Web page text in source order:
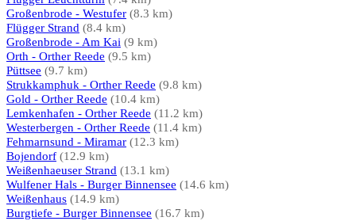
Großenbrode - Westufer (8.3 km)
Flügger Strand (8.4 km)
Großenbrode - Am Kai (9 km)
Orth - Orther Reede (9.5 km)
Püttsee (9.7 km)
Strukkamphuk - Orther Reede (9.8 km)
Gold - Orther Reede (10.4 km)
Lemkenhafen - Orther Reede (11.2 km)
Westerbergen - Orther Reede (11.4 km)
Fehmarnsund - Miramar (12.3 km)
Bojendorf (12.9 km)
Weißenhaeuser Strand (13.1 km)
Wulfener Hals - Burger Binnensee (14.6 km)
Weißenhaus (14.9 km)
Burgtiefe - Burger Binnensee (16.7 km)